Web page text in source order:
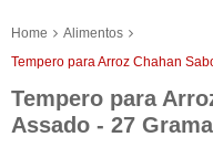
Home
Alimentos
Tempero para Arroz Chahan
Tempero para
Assado - 27